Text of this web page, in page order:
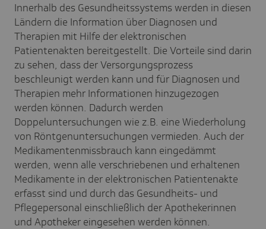
Innerhalb des Gesundheitssystems werden in diesen
Ländern die Information über Diagnosen und
Therapien mit Hilfe der elektronischen
Patientenakten bereitgestellt. Die Vorteile sind darin
zu sehen, dass der Versorgungsprozess
beschleunigt werden kann und für Diagnosen und
Therapien mehr Informationen hinzugezogen
werden können. Dadurch werden
Doppeluntersuchungen wie z.B. eine Wiederholung
von Röntgenuntersuchungen vermieden. Auch der
Medikamentenmissbrauch kann eingedämmt
werden, wenn alle verschriebenen und erhaltenen
Medikamente in der elektronischen Patientenakte
erfasst sind und durch das Gesundheits- und
Pflegepersonal einschließlich der Apothekerinnen
und Apotheker eingesehen werden können.